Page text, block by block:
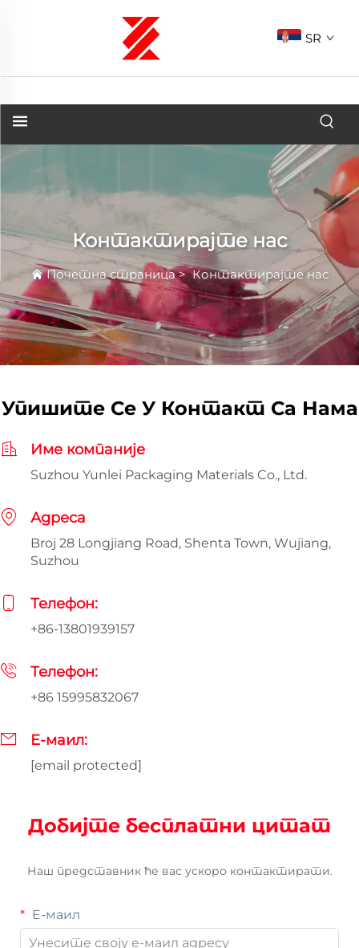
SR
Контактирајте нас
Почетна страница>Контактирајте нас
Упишите Се У Контакт Са Нама
Име компаније
Suzhou Yunlei Packaging Materials Co., Ltd.
Адреса
Broj 28 Longjiang Road, Shenta Town, Wujiang,
Suzhou
Телефон:
+86-13801939157
Телефон:
+86 15995832067
Е-маил:
[email protected]
Добијте бесплатни цитат
Наш представник ће вас ускоро контактирати.
Е-маил